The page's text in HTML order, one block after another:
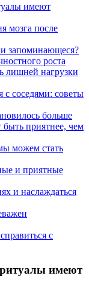
имеют
мозга после
запоминающеся?
роста
лишней нагрузки
с соседями: советы
больше
приятнее, чем
можем стать
и приятные
и наслаждаться
с
имеют